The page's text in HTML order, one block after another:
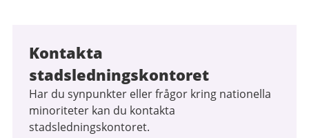
Kontakta
stadsledningskontoret
Har du synpunkter eller frågor kring nationella
minoriteter kan du kontakta
stadsledningskontoret.